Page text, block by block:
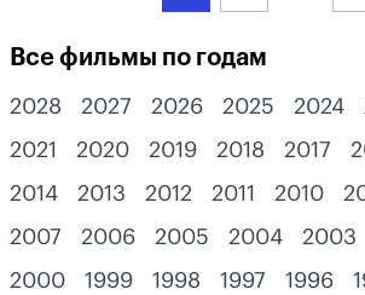
Все фильмы по годам
2028 2027 2026 2025 2024
2021
2020 2019 2018 2017
2014
2013 2012 2011 2010
2007
2006 2005 2004 2003
2000
1999 1998 1997 1996